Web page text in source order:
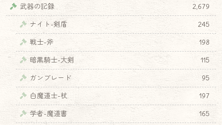
武器の記録
2,679
ナイト-剣盾
245
戦士-斧
198
暗黒騎士-大剣
115
ガンブレード
95
白魔道士-杖
197
学者-魔道書
165